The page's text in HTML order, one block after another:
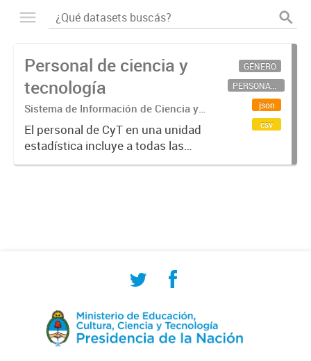
Personal de ciencia y
tecnología
Sistema de Información de Ciencia y
Tecnología Argentino (SICYTAR)
El personal de CyT en una unidad
estadística incluye a todas las
personas involucradas
GÉNERO
PERSONAL CIENTÍFICO-TECNOLÓGICO
json
csv